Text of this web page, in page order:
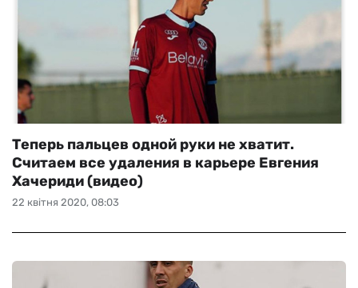
22 квітня 2020, 08:03
Теперь пальцев одной руки не хватит.
Считаем все удаления в карьере Евгения
Хачериди (видео)